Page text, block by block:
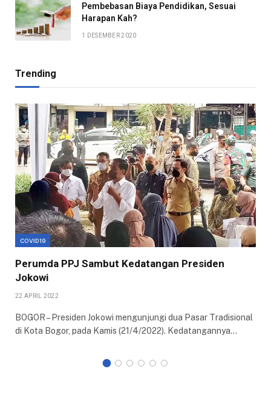
Pembebasan Biaya Pendidikan, Sesuai
Harapan Kah?
1 DESEMBER 2020
Trending
COVID19
Perumda PPJ Sambut Kedatangan Presiden
Jokowi
22 APRIL 2022
BOGOR – Presiden Jokowi mengunjungi dua Pasar Tradisional
di Kota Bogor, pada Kamis (21/4/2022). Kedatangannya…